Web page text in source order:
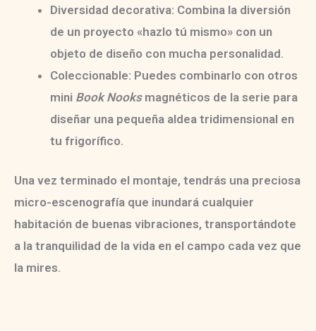
Diversidad decorativa: Combina la diversión
de un proyecto «hazlo tú mismo» con un
objeto de diseño con mucha personalidad.
Coleccionable: Puedes combinarlo con otros
mini Book Nooksmagnéticos de la serie para
diseñar una pequeña aldea tridimensional en
tu frigorífico.
Una vez terminado el montaje, tendrás una preciosa
micro-escenografía que inundará cualquier
habitación de buenas vibraciones, transportándote
a la tranquilidad de la vida en el campo cada vez que
la mires.